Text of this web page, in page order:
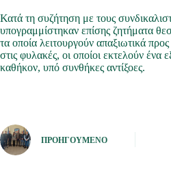
Κατά τη συζήτηση με τους
υπογραμμίστηκαν επίσης ζητήματα
τα οποία λειτουργούν απαξιωτικά
στις φυλακές, οι οποίοι εκτελούν ένα
καθήκον, υπό συνθήκες αντίξοες.
ΠΡΟΗΓΟΎΜΕΝΟ